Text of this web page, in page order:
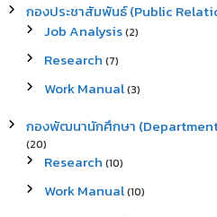
กองประชาสัมพันธ์ (Public
Job Analysis(2)
Research (7)
Work Manual(3)
กองพัฒนานักศึกษา
(20)
Research (10)
Work Manual(10)